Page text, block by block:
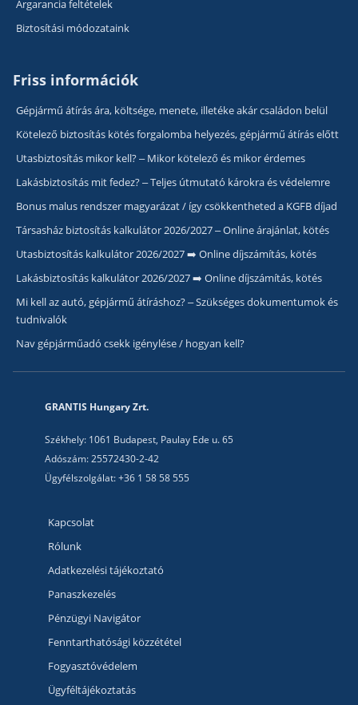
Árgarancia feltételek
Biztosítási módozataink
Friss információk
Gépjármű átírás ára, költsége, menete, illetéke akár családon belül
Kötelező biztosítás kötés forgalomba helyezés, gépjármű átírás előtt
Utasbiztosítás mikor kell? – Mikor kötelező és mikor érdemes
Lakásbiztosítás mit fedez? – Teljes útmutató károkra és védelemre
Bonus malus rendszer magyarázat / így csökkentheted a KGFB díjad
Társasház biztosítás kalkulátor 2026/2027 – Online árajánlat, kötés
Utasbiztosítás kalkulátor 2026/2027 ➡️ Online díjszámítás, kötés
Lakásbiztosítás kalkulátor 2026/2027 ➡️ Online díjszámítás, kötés
Mi kell az autó, gépjármű átíráshoz? – Szükséges dokumentumok és
tudnivalók
Nav gépjárműadó csekk igénylése / hogyan kell?
GRANTIS Hungary Zrt.
Székhely: 1061 Budapest, Paulay Ede u. 65
Adószám: 25572430-2-42
Ügyfélszolgálat: +36 1 58 58 555
Kapcsolat
Rólunk
Adatkezelési tájékoztató
Panaszkezelés
Pénzügyi Navigátor
Fenntarthatósági közzététel
Fogyasztóvédelem
Ügyféltájékoztatás